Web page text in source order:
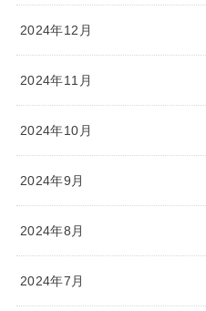
2024年12月
2024年11月
2024年10月
2024年9月
2024年8月
2024年7月